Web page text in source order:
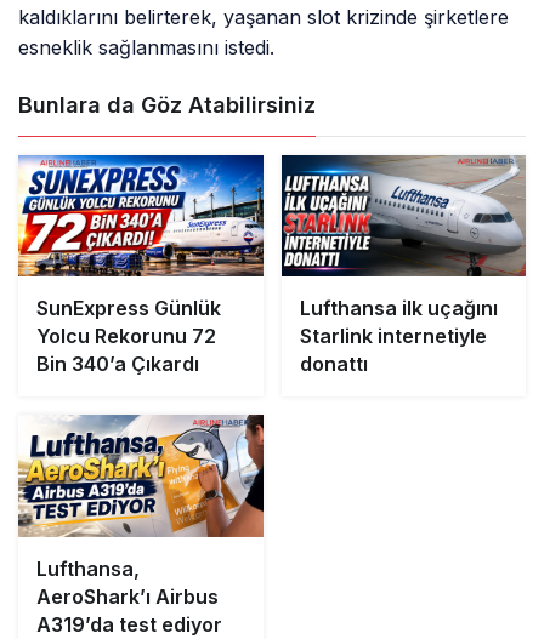
kaldıklarını belirterek, yaşanan slot krizinde şirketlere
esneklik sağlanmasını istedi.
Bunlara da Göz Atabilirsiniz
SunExpress Günlük
Yolcu Rekorunu 72
Bin 340’a Çıkardı
Lufthansa ilk uçağını
Starlink internetiyle
donattı
Lufthansa,
AeroShark’ı Airbus
A319’da test ediyor